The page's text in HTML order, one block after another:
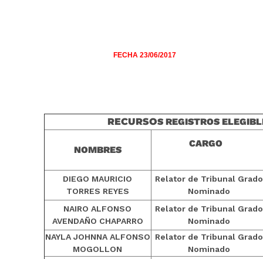
FECHA 23/06/2017
RECURSOS REGISTROS
NOMBRES
CARGO
DIEGO MAURICIO
TORRES REYES
Relator de Tribunal Grado
Nominado
NAIRO ALFONSO
AVENDAÑO CHAPARRO
Relator de Tribunal Grado
Nominado
NAYLA JOHNNA ALFONSO
MOGOLLON
Relator de Tribunal Grado
Nominado